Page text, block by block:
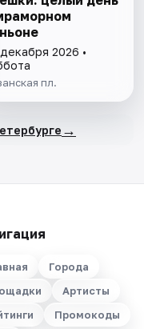
2026 •
пл.
→
Города
Артисты
Промокоды